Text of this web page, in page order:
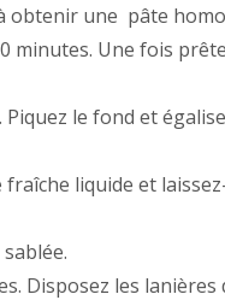
obtenir une pâte
minutes. Une fois
le fond et
liquide et
Disposez les